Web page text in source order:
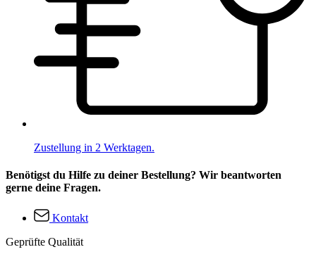
Zustellung in 2 Werktagen.
Benötigst du Hilfe zu deiner Bestellung? Wir beantworten
gerne deine Fragen.
Kontakt
Geprüfte Qualität